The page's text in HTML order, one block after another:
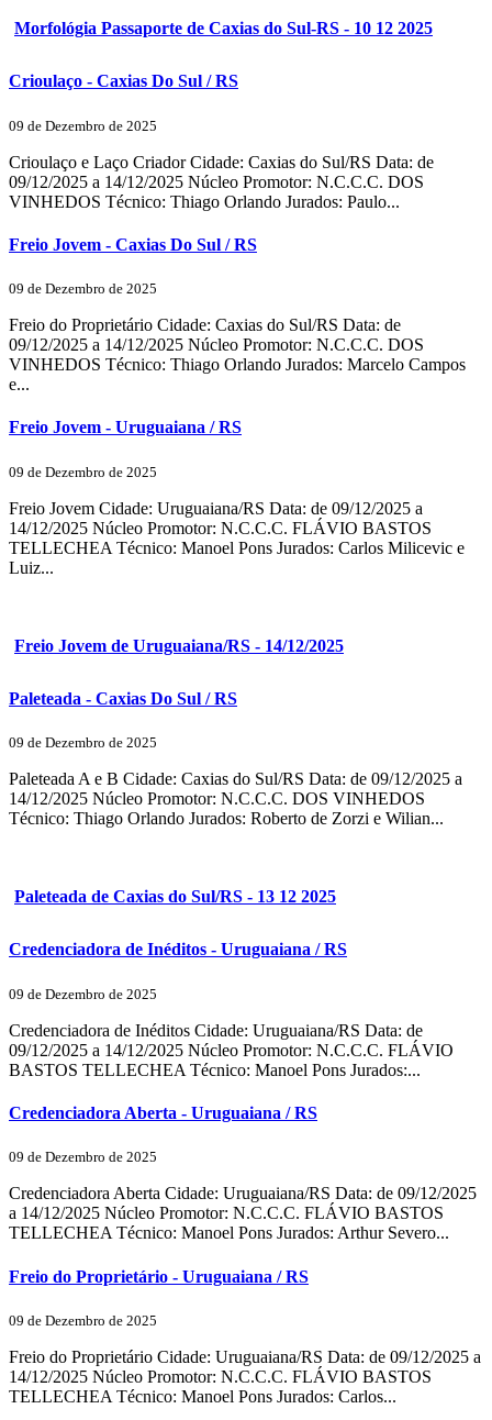
Morfológia Passaporte de Caxias do Sul-RS - 10 12 2025
Crioulaço - Caxias Do Sul / RS
09 de Dezembro de 2025
Crioulaço e Laço Criador Cidade: Caxias do Sul/RS Data: de
09/12/2025 a 14/12/2025 Núcleo Promotor: N.C.C.C. DOS
VINHEDOS Técnico: Thiago Orlando Jurados: Paulo...
Freio Jovem - Caxias Do Sul / RS
09 de Dezembro de 2025
Freio do Proprietário Cidade: Caxias do Sul/RS Data: de
09/12/2025 a 14/12/2025 Núcleo Promotor: N.C.C.C. DOS
VINHEDOS Técnico: Thiago Orlando Jurados: Marcelo Campos
e...
Freio Jovem - Uruguaiana / RS
09 de Dezembro de 2025
Freio Jovem Cidade: Uruguaiana/RS Data: de 09/12/2025 a
14/12/2025 Núcleo Promotor: N.C.C.C. FLÁVIO BASTOS
TELLECHEA Técnico: Manoel Pons Jurados: Carlos Milicevic e
Luiz...
Freio Jovem de Uruguaiana/RS - 14/12/2025
Paleteada - Caxias Do Sul / RS
09 de Dezembro de 2025
Paleteada A e B Cidade: Caxias do Sul/RS Data: de 09/12/2025 a
14/12/2025 Núcleo Promotor: N.C.C.C. DOS VINHEDOS
Técnico: Thiago Orlando Jurados: Roberto de Zorzi e Wilian...
Paleteada de Caxias do Sul/RS - 13 12 2025
Credenciadora de Inéditos - Uruguaiana / RS
09 de Dezembro de 2025
Credenciadora de Inéditos Cidade: Uruguaiana/RS Data: de
09/12/2025 a 14/12/2025 Núcleo Promotor: N.C.C.C. FLÁVIO
BASTOS TELLECHEA Técnico: Manoel Pons Jurados:...
Credenciadora Aberta - Uruguaiana / RS
09 de Dezembro de 2025
Credenciadora Aberta Cidade: Uruguaiana/RS Data: de 09/12/2025
a 14/12/2025 Núcleo Promotor: N.C.C.C. FLÁVIO BASTOS
TELLECHEA Técnico: Manoel Pons Jurados: Arthur Severo...
Freio do Proprietário - Uruguaiana / RS
09 de Dezembro de 2025
Freio do Proprietário Cidade: Uruguaiana/RS Data: de 09/12/2025 a
14/12/2025 Núcleo Promotor: N.C.C.C. FLÁVIO BASTOS
TELLECHEA Técnico: Manoel Pons Jurados: Carlos...